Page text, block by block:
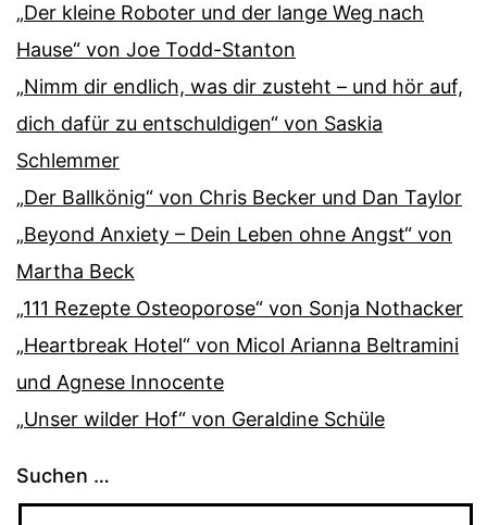
„Der kleine Roboter und der lange Weg nach
Hause“ von Joe Todd-Stanton
„Nimm dir endlich, was dir zusteht – und hör auf,
dich dafür zu entschuldigen“ von Saskia
Schlemmer
„Der Ballkönig“ von Chris Becker und Dan Taylor
„Beyond Anxiety – Dein Leben ohne Angst“ von
Martha Beck
„111 Rezepte Osteoporose“ von Sonja Nothacker
„Heartbreak Hotel“ von Micol Arianna Beltramini
und Agnese Innocente
„Unser wilder Hof“ von Geraldine Schüle
Suchen …